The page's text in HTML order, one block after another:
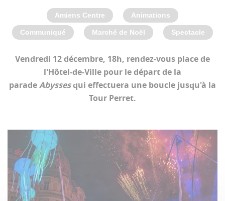
Amiens Centre Animations
Communiqué Marché de Noël Spectacle
Vendredi 12 décembre, 18h, rendez-vous place de
l'Hôtel-de-Ville pour le départ de la
paradeAbyssesqui effectuera une boucle jusqu'à la
Tour Perret.